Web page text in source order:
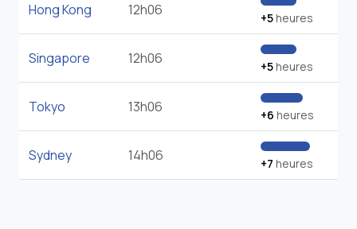
Hong Kong 12h06 +5heures
Singapore 12h06 +5heures
Tokyo 13h06 +6 heures
Sydney 14h06 +7 heures